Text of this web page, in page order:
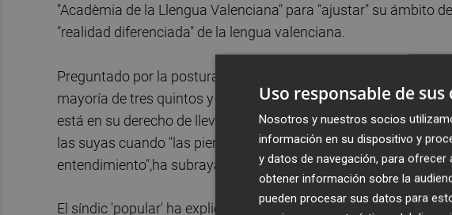
"Acadèmia de la Llengua Valenciana" para "ajustar" su ámbito
"realidad diferenciada" de la lengua valenciana.
Preguntado por la postura de la AVL sobre la propuesta, que
mayoría de tres quintos y la izquierda no la apoyará,Juanfran
está en su derecho de llevar a debate esta iniciativa, al tiempo
las suyas cuando "las pierde en el 90% de los casos". "En eso
entendimiento",ha subrayado.
El síndic 'popular' ha explicado que la propuesta de Mazón se
Uso responsable de sus
Nosotros y nuestros socios
información en su dispositivo y
y datos de navegación, para
obtener información sobre la
pueden procesar sus datos para